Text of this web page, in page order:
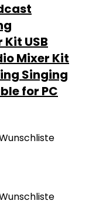
USB
Mixer Kit
Singing
for PC